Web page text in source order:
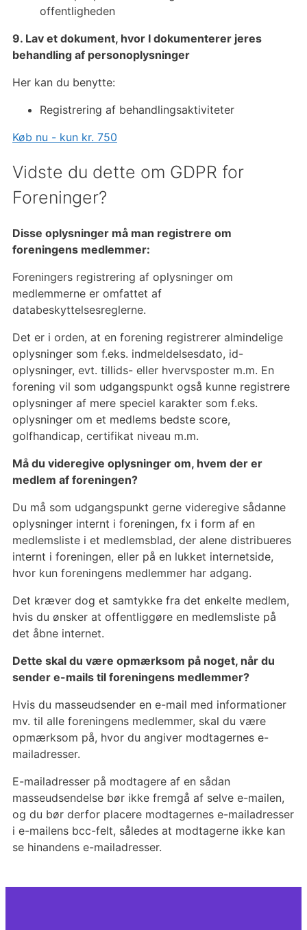
offentligheden
9. Lav et dokument, hvor I dokumenterer jeres
behandling af personoplysninger
Her kan du benytte:
Registrering af behandlingsaktiviteter
Køb nu - kun kr. 750
Vidste du dette om GDPR for
Foreninger?
Disse oplysninger må man registrere om
foreningens medlemmer:
Foreningers registrering af oplysninger om
medlemmerne er omfattet af
databeskyttelsesreglerne.
Det er i orden, at en forening registrerer almindelige
oplysninger som f.eks. indmeldelsesdato, id-
oplysninger, evt. tillids- eller hvervsposter m.m. En
forening vil som udgangspunkt også kunne registrere
oplysninger af mere speciel karakter som f.eks.
oplysninger om et medlems bedste score,
golfhandicap, certifikat niveau m.m.
Må du videregive oplysninger om, hvem der er
medlem af foreningen?
Du må som udgangspunkt gerne videregive sådanne
oplysninger internt i foreningen, fx i form af en
medlemsliste i et medlemsblad, der alene distribueres
internt i foreningen, eller på en lukket internetside,
hvor kun foreningens medlemmer har adgang.
Det kræver dog et samtykke fra det enkelte medlem,
hvis du ønsker at offentliggøre en medlemsliste på
det åbne internet.
Dette skal du være opmærksom på noget, når du
sender e-mails til foreningens medlemmer?
Hvis du masseudsender en e-mail med informationer
mv. til alle foreningens medlemmer, skal du være
opmærksom på, hvor du angiver modtagernes e-
mailadresser.
E-mailadresser på modtagere af en sådan
masseudsendelse bør ikke fremgå af selve e-mailen,
og du bør derfor placere modtagernes e-mailadresser
i e-mailens bcc-felt, således at modtagerne ikke kan
se hinandens e-mailadresser.